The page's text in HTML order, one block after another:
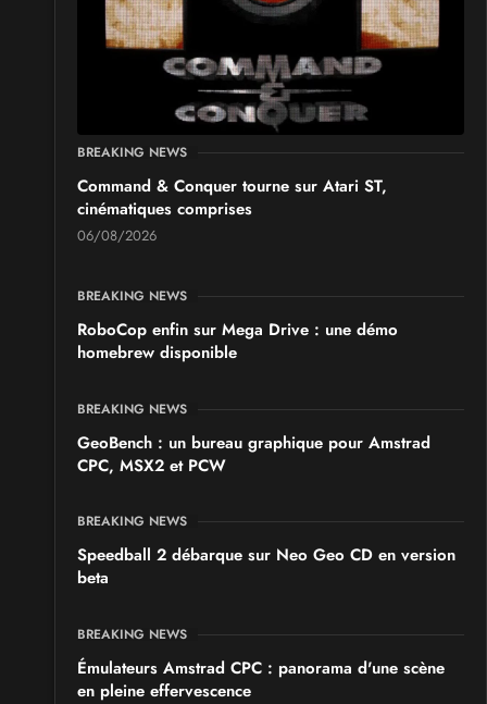
BREAKING NEWS
Command & Conquer tourne sur Atari ST,
cinématiques comprises
06/08/2026
BREAKING NEWS
RoboCop enfin sur Mega Drive : une démo
homebrew disponible
BREAKING NEWS
GeoBench : un bureau graphique pour Amstrad
CPC, MSX2 et PCW
BREAKING NEWS
Speedball 2 débarque sur Neo Geo CD en version
beta
BREAKING NEWS
Émulateurs Amstrad CPC : panorama d'une scène
en pleine effervescence